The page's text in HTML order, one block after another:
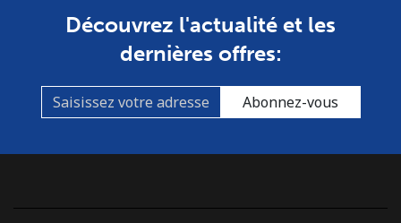
Découvrez l'actualité et les
dernières offres:
Abonnez-vous